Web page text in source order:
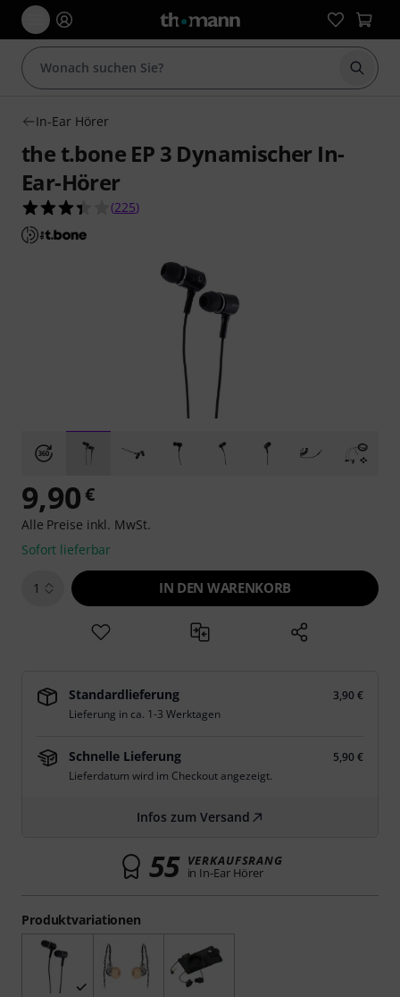
Suche
In-Ear Hörer
the t.bone EP 3 Dynamischer In-
Ear-Hörer
3.4 von 5 Sternen aus 225 Kundenbewertungen
(225)
Produktvariationen
9,90€
Alle Preise inkl. MwSt.
Sofort lieferbar
1 IN DEN WARENKORB
Standardlieferung
3,90 €
Lieferung in ca. 1-3 Werktagen
Schnelle Lieferung
5,90 €
Lieferdatum wird im Checkout angezeigt.
Infos zum Versand
55 VERKAUFSRANG
in In-Ear Hörer